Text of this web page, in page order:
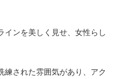
インを美しく見せ、女性らし
練された雰囲気があり、アク